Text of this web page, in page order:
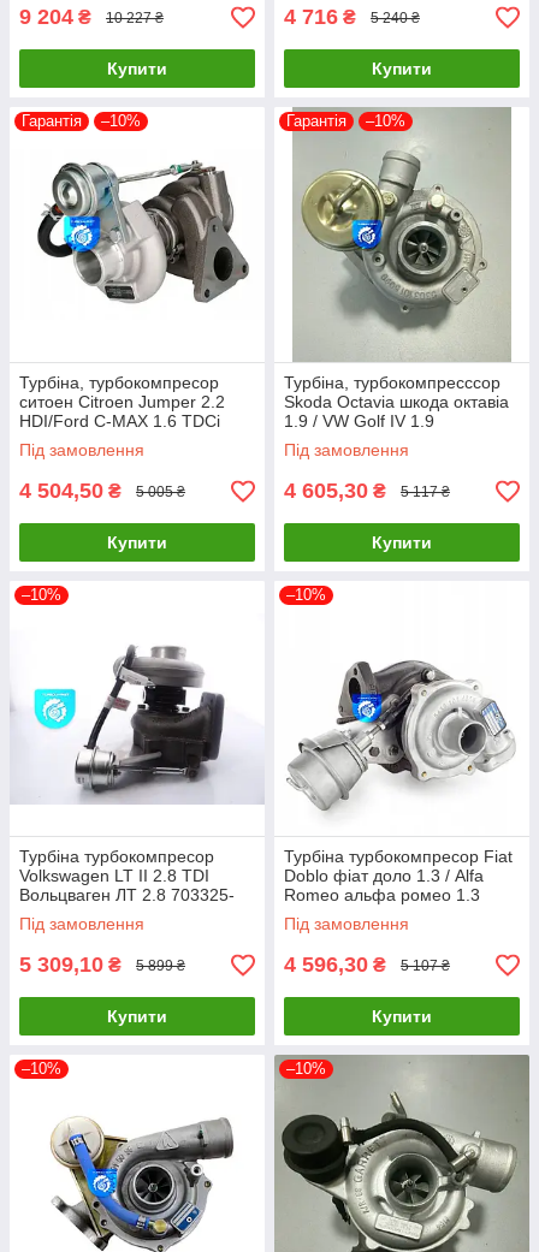
9 204 ₴ 10 227 ₴
Купити
4 716 ₴ 5 240 ₴
Купити
Гарантія –10%
Турбіна, турбокомпресор
ситоен Citroen Jumper 2.2
HDI/Ford C-MAX 1.6 TDCi
Ситроен 2.2, Форд, 49131-
05210
Під замовлення
4 504,50 ₴ 5 005 ₴
Купити
Гарантія –10%
Турбіна, турбокомпресссор
Skoda Octavia шкода октавіа
1.9 / VW Golf IV 1.9
53039700015 53039880015
Під замовлення
4 605,30 ₴ 5 117 ₴
Купити
–10%
Турбіна турбокомпресор
Volkswagen LT II 2.8 TDI
Вольцваген ЛТ 2.8 703325-
0001 703325-5001S
062145701
Під замовлення
5 309,10 ₴ 5 899 ₴
Купити
–10%
Турбіна турбокомпресор Fiat
Doblo фіат доло 1.3 / Alfa
Romeo альфа ромео 1.3
54359710014 54359880014
Під замовлення
4 596,30 ₴ 5 107 ₴
Купити
–10% –10%